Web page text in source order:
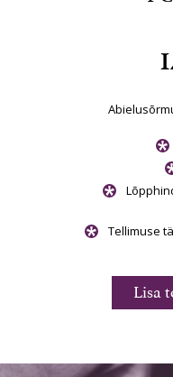
Tellimuse
Lisa